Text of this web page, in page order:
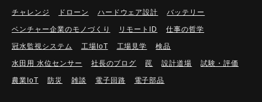
チャレンジ ドローン ハードウェア設計 バッテリー
ベンチャー企業のモノづくり リモートID 仕事の哲学
冠水監視システム 工場IoT 工場見学 検品
水田用 水位センサー 社長のブログ 罠 設計道場 試験・評価
農業IoT 防災 雑談 電子回路 電子部品